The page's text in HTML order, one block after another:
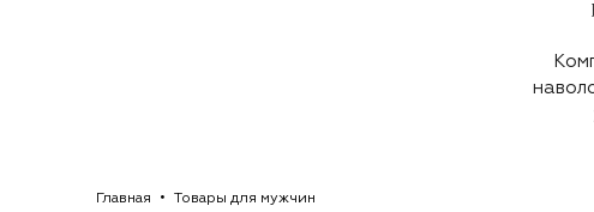
Главная Товары для мужчин